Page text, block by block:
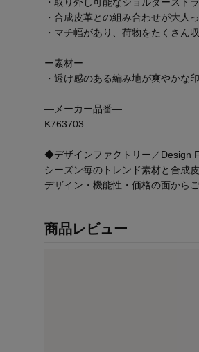
・取り外し可能なショルダースト
・合成皮革との組み合わせが大人
・マチ幅があり、荷物をたくさん
ー素材ー
・透け感のある編み地が爽やかな
―メーカー品番―
K763703
◆デザインファクトリー／Design
シーズン毎のトレンド素材と合成
デザイン・機能性・価格の面から
商品レビュー